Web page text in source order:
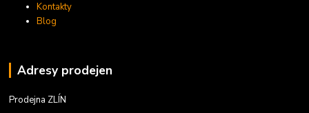
Kontakty
Blog
Adresy prodejen
Prodejna ZLÍN